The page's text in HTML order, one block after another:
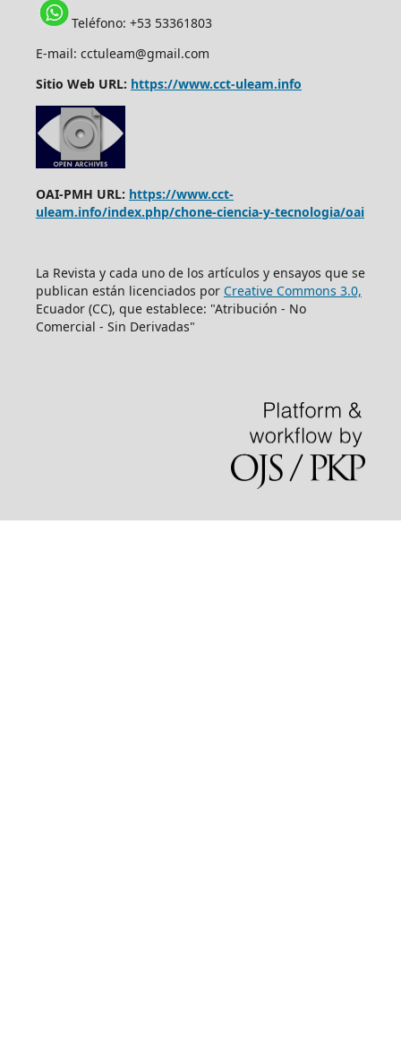
Teléfono: +53 53361803
E-mail: cctuleam@gmail.com
Sitio Web URL: https://www.cct-uleam.info
OAI-PMH URL: https://www.cct-
uleam.info/index.php/chone-ciencia-y-tecnologia/oai
La Revista y cada uno de los artículos y ensayos que se
publican están licenciados por Creative Commons 3.0,
Ecuador (CC), que establece: "Atribución - No
Comercial - Sin Derivadas"